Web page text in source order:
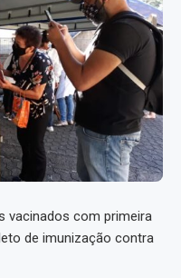
vacinados com primeira
de imunização contra